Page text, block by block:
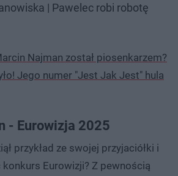
| Pawelec robi robotę
Najman został piosenkarzem?
Jego numer "Jest Jak Jest" hula
- Eurowizja 2025
przykład ze swojej przyjaciółki i
Eurowizji? Z pewnością